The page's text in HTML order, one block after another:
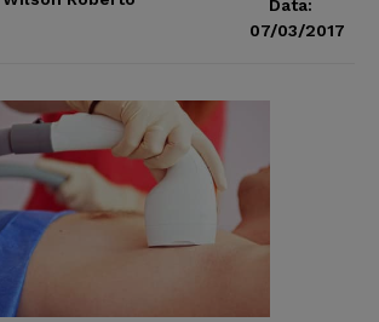
Data:
07/03/2017